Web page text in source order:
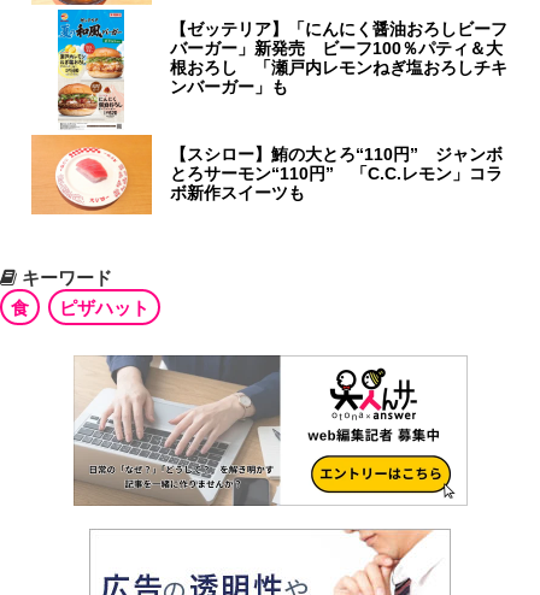
【ゼッテリア】「にんにく醤油おろしビーフ
バーガー」新発売 ビーフ100％パティ＆大
根おろし 「瀬戸内レモンねぎ塩おろしチキ
ンバーガー」も
【スシロー】鮪の大とろ“110円” ジャンボ
とろサーモン“110円” 「C.C.レモン」コラ
ボ新作スイーツも
キーワード
食
ピザハット